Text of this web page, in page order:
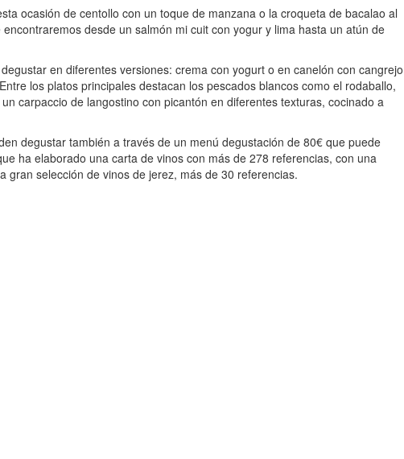
ocasión de centollo con un toque de manzana o la croqueta de bacalao al
desde un salmón mi cuit con yogur y lima hasta un atún de
en diferentes versiones: crema con yogurt o en canelón con cangrejo
los platos principales destacan los pescados blancos como el rodaballo,
carpaccio de langostino con picantón en diferentes texturas, cocinado a
degustar también a través de un menú degustación de 80€ que puede
ha elaborado una carta de vinos con más de 278 referencias, con una
selección de vinos de jerez, más de 30 referencias.